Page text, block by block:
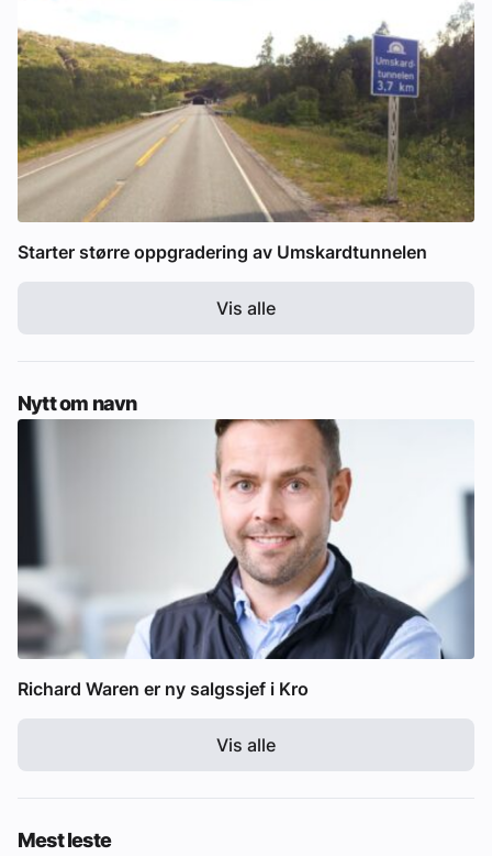
Starter større oppgradering av Umskardtunnelen
Vis alle
Nytt om navn
Richard Waren er ny salgssjef i Kro
Vis alle
Mest leste